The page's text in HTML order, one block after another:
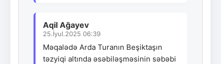
Aqil Ağayev
25.İyul.2025 06:39
Məqalədə Arda Turanın Beşiktaşın
təzyiqi altında əsəbiləşməsinin səbəbi